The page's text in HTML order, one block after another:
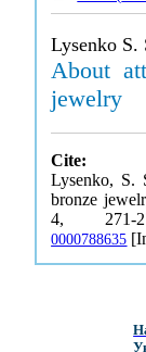
Lysenko S.
About
jewelry
Cite:
Lysenko, S.
bronze
4, 271-
0000788635